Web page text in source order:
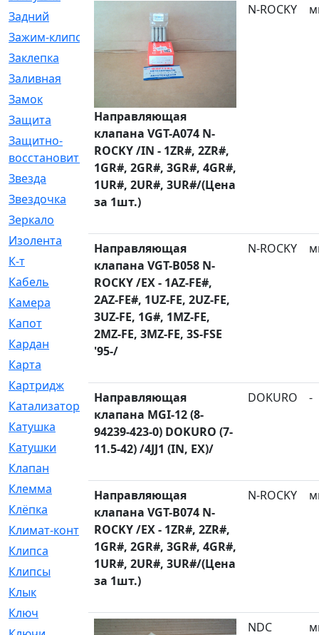
Задний
Зажим-клипса
[1]
Заклепка
[1]
Заливная
[4]
Замок
Защита
[79]
Защитно-
восстановительный
[4]
Звезда
[1]
Звездочка
[5]
Зеркало
Изолента
К-т
[13]
Кабель
[50]
Камера
[4]
Капот
[144]
Кардан
[131]
Карта
Картридж
[250]
Катализатор
[1]
Катушка
[2]
Катушки
[291]
Клапан
Клемма
[5]
Клёпка
[2]
Климат-контроль
[3]
Клипса
[21]
Клипсы
[321]
Клык
Ключ
[2]
Направляющая
клапана VGT-A074 N-
ROCKY /IN - 1ZR#, 2ZR#,
1GR#, 2GR#, 3GR#, 4GR#,
1UR#, 2UR#, 3UR#/(Цена
за 1шт.)
N-ROCKY
Направляющая
клапана VGT-B058 N-
ROCKY /EX - 1AZ-FE#,
2AZ-FE#, 1UZ-FE, 2UZ-FE,
3UZ-FE, 1G#, 1MZ-FE,
2MZ-FE, 3MZ-FE, 3S-FSE
'95-/
N-ROCKY
Направляющая
клапана MGI-12 (8-
94239-423-0) DOKURO (7-
11.5-42) /4JJ1 (IN, EX)/
DOKURO -
Направляющая
клапана VGT-B074 N-
ROCKY /EX - 1ZR#, 2ZR#,
1GR#, 2GR#, 3GR#, 4GR#,
1UR#, 2UR#, 3UR#/(Цена
за 1шт.)
N-ROCKY
NDC